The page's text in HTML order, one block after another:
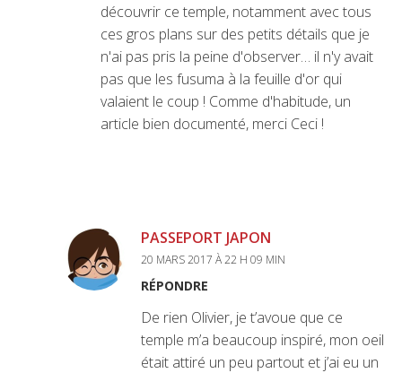
découvrir ce temple, notamment avec tous
ces gros plans sur des petits détails que je
n'ai pas pris la peine d'observer… il n'y avait
pas que les fusuma à la feuille d'or qui
valaient le coup ! Comme d'habitude, un
article bien documenté, merci Ceci !
PASSEPORT JAPON
20 MARS 2017 À 22 H 09 MIN
RÉPONDRE
De rien Olivier, je t’avoue que ce
temple m’a beaucoup inspiré, mon oeil
était attiré un peu partout et j’ai eu un